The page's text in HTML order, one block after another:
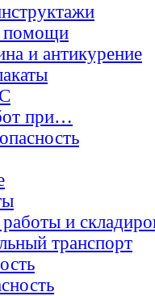
помощи
и антикурение
при…
и
транспорт